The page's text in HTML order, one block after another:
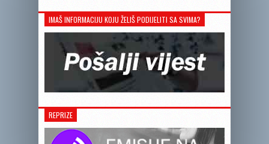
IMAŠ INFORMACIJU KOJU ŽELIŠ PODIJELITI SA SVIMA?
REPRIZE